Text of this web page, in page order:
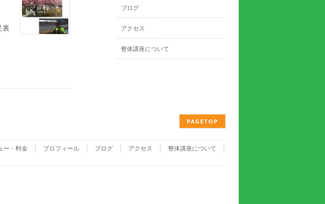
裏
ブログ
アクセス
整体講座について
PAGETOP
ー・料金 プロフィール ブログ アクセス
整体講座について